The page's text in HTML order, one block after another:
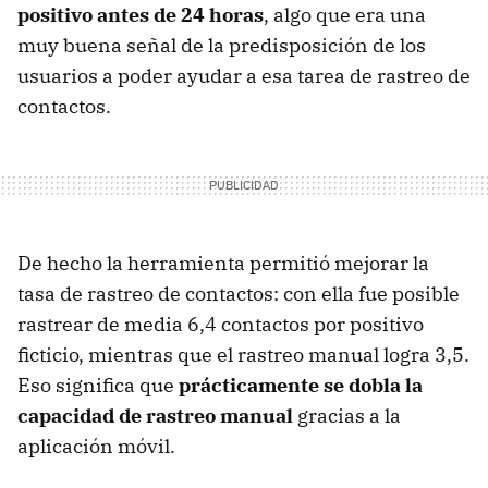
positivo antes de 24 horas, algo que era una
muy buena señal de la predisposición de los
usuarios a poder ayudar a esa tarea de rastreo de
contactos.
De hecho la herramienta permitió mejorar la
tasa de rastreo de contactos: con ella fue posible
rastrear de media 6,4 contactos por positivo
ficticio, mientras que el rastreo manual logra 3,5.
Eso significa que prácticamente se dobla la
capacidad de rastreo manual gracias a la
aplicación móvil.